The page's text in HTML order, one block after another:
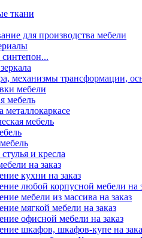
ткани
для производства мебели
механизмы трансформации,
мебели
мебель
металлокаркасе
мебель
и кресла
на заказ
кухни на заказ
любой корпусной мебели на
мебели из массива на заказ
мягкой мебели на заказ
офисной мебели на заказ
шкафов, шкафов-купе на